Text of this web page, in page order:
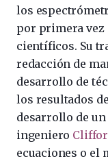
los
por primera vez
científicos. Su
redacción de
desarrollo de
los resultados
desarrollo de un
ingeniero
ecuaciones o el